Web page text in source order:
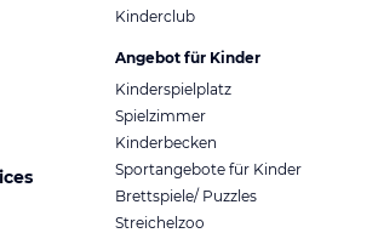
Kinderclub
Angebot für Kinder
Kinderspielplatz
Spielzimmer
Kinderbecken
Sportangebote für Kinder
Brettspiele/ Puzzles
Streichelzoo